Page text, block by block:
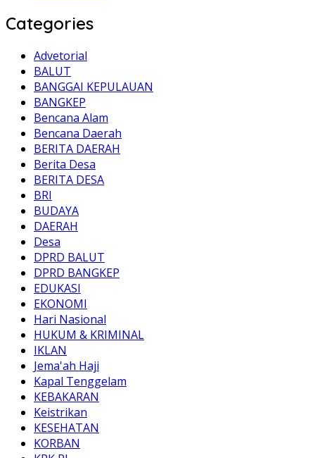
Categories
Advetorial
BALUT
BANGGAI KEPULAUAN
BANGKEP
Bencana Alam
Bencana Daerah
BERITA DAERAH
Berita Desa
BERITA DESA
BRI
BUDAYA
DAERAH
Desa
DPRD BALUT
DPRD BANGKEP
EDUKASI
EKONOMI
Hari Nasional
HUKUM & KRIMINAL
IKLAN
Jema'ah Haji
Kapal Tenggelam
KEBAKARAN
Keistrikan
KESEHATAN
KORBAN